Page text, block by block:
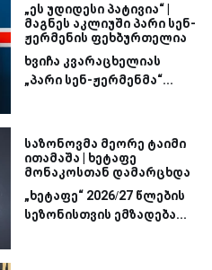
„ეს უდიდესი პატივია“ |
მაგნეს აკლიუში პარი სენ-
ჟერმენის ფეხბურთელია
ხვიჩა კვარაცხელიას
„პარი სენ-ჟერმენმა“...
საზონოვმა მეორე ტაიმი
ითამაშა | ხეტაფე
მონაკოსთან დამარცხდა
„ხეტაფე“ 2026/27 წლების
სეზონისთვის ემზადება...